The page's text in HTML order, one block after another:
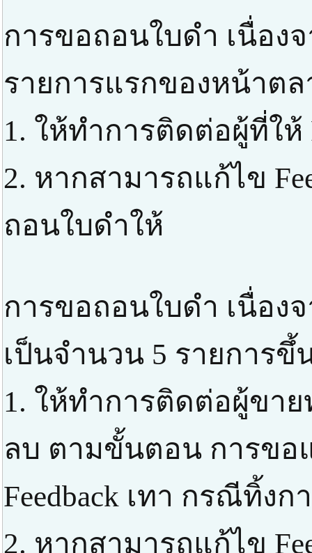
การขอถอนใบดำ เนื่องจ
รายการแรกของหน้าตล
1. ให้ทำการติดต่อผู้ที่ให้
2. หากสามารถแก้ไข
ถอนใบดำให้
การขอถอนใบดำ เนื่อง
เป็นจำนวน 5 รายการขึ้
1. ให้ทำการติดต่อผู้ขาย
ลบ ตามขั้นตอน การขอแ
Feedback เทา กรณีทิ้ง
2. หากสามารถแก้ไข